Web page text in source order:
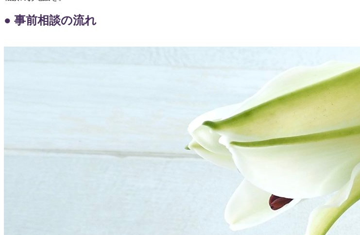
● 事前相談の流れ